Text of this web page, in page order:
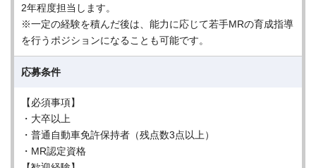
2年程度担当します。
※一定の経験を積んだ後は、能力に応じて若手MRの育成指導
を行うポジションになることも可能です。
応募条件
【必須事項】
・大卒以上
・普通自動車免許保持者（残点数3点以上）
・MR認定資格